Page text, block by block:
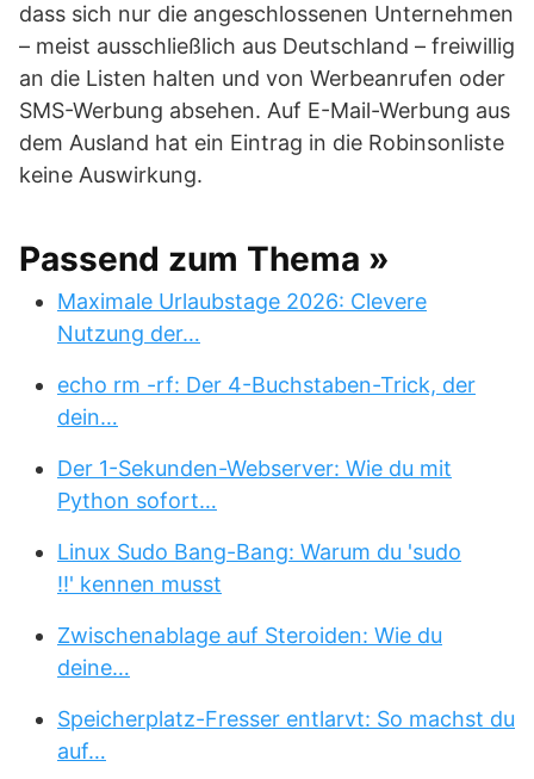
dass sich nur die angeschlossenen Unternehmen
– meist ausschließlich aus Deutschland – freiwillig
an die Listen halten und von Werbeanrufen oder
SMS-Werbung absehen. Auf E-Mail-Werbung aus
dem Ausland hat ein Eintrag in die Robinsonliste
keine Auswirkung.
Passend zum Thema »
Maximale Urlaubstage 2026: Clevere
Nutzung der…
echo rm -rf: Der 4-Buchstaben-Trick, der
dein…
Der 1-Sekunden-Webserver: Wie du mit
Python sofort…
Linux Sudo Bang-Bang: Warum du 'sudo
!!' kennen musst
Zwischenablage auf Steroiden: Wie du
deine…
Speicherplatz-Fresser entlarvt: So machst du
auf…